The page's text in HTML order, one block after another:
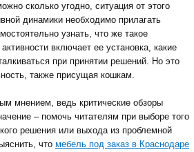
сколько угодно, ситуация от этого
динамики необходимо прилагать
узнать, что же такое
активности включает ее установка, какие
при принятии решений. Но это
также присущая кошкам.
мнением, ведь критические обзоры
– помочь читателям при выборе того
решения или выхода из проблемной
что мебель под заказ в Краснодаре